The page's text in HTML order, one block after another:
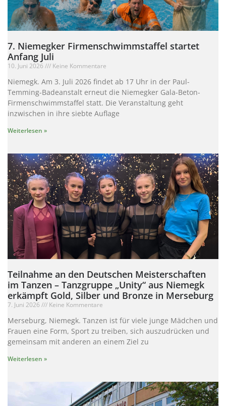
7. Niemegker Firmenschwimmstaffel startet
Anfang Juli
10. Juni 2026 Keine Kommentare
Niemegk. Am 3. Juli 2026 findet ab 17 Uhr in der Paul-
Temming-Badeanstalt erneut die Niemegker Gala-Beton-
Firmenschwimmstaffel statt. Die Veranstaltung geht
inzwischen in ihre siebte Auflage
Weiterlesen »
Teilnahme an den Deutschen Meisterschaften
im Tanzen – Tanzgruppe „Unity“ aus Niemegk
erkämpft Gold, Silber und Bronze in Merseburg
7. Juni 2026 Keine Kommentare
Merseburg, Niemegk. Tanzen ist für viele junge Mädchen und
Frauen eine Form, Sport zu treiben, sich auszudrücken und
gemeinsam mit anderen an einem Ziel zu
Weiterlesen »